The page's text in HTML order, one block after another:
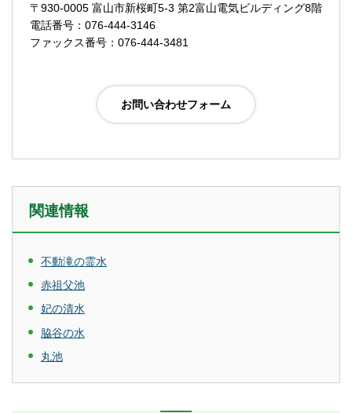
〒930-0005 富山市新桜町5-3 第2富山電気ビルディング8階
電話番号：076-444-3146
ファックス番号：076-444-3481
関連情報
不動滝の霊水
赤祖父池
妃の清水
脇谷の水
丸池